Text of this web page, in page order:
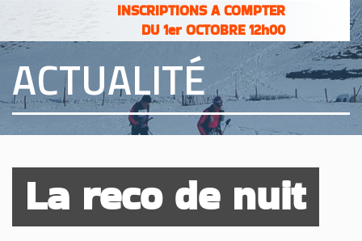
INSCRIPTIONS A COMPTER
DU 1er OCTOBRE 12h00
ACTUALITÉ
La reco de nuit